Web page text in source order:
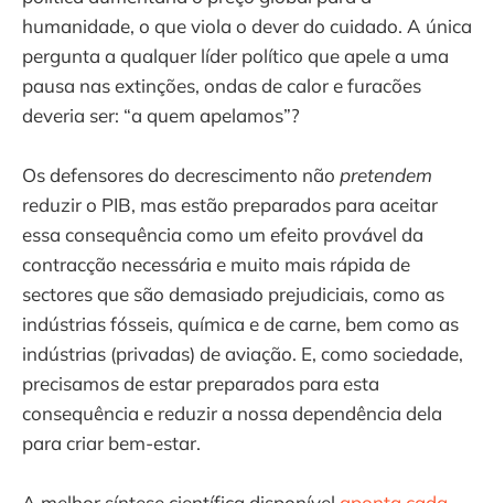
humanidade, o que viola o dever do cuidado. A única
pergunta a qualquer líder político que apele a uma
pausa nas extinções, ondas de calor e furacões
deveria ser: “a quem apelamos”?
Os defensores do decrescimento não pretendem
reduzir o PIB, mas estão preparados para aceitar
essa consequência como um efeito provável da
contracção necessária e muito mais rápida de
sectores que são demasiado prejudiciais, como as
indústrias fósseis, química e de carne, bem como as
indústrias (privadas) de aviação. E, como sociedade,
precisamos de estar preparados para esta
consequência e reduzir a nossa dependência dela
para criar bem-estar.